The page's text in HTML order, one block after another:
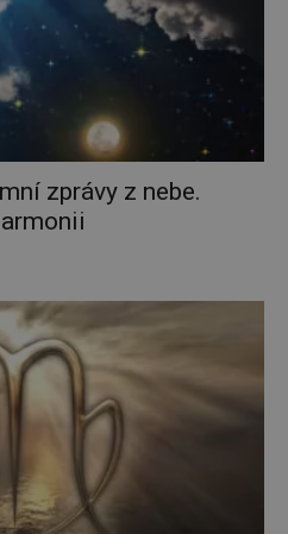
zprávy z nebe.